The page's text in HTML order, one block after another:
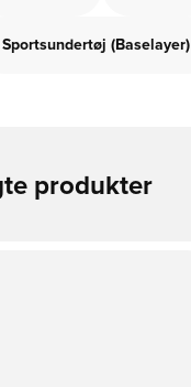
Sportsundertøj (Baselayer)
produkter